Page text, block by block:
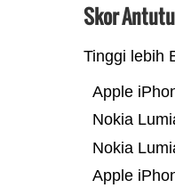
Skor
Tinggi lebih
Apple
Nokia
Nokia
Apple